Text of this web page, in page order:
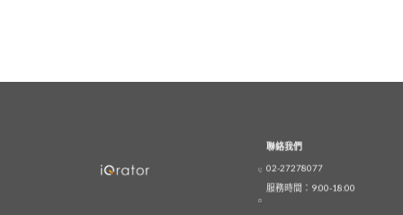
聯絡我們
02-27278077
服務時間：9:00-18:00